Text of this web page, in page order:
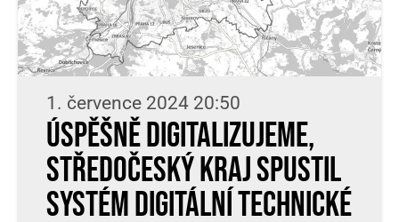
1. července 2024 20:50
Úspěšně digitalizujeme,
Středočeský kraj spustil
systém Digitální technické